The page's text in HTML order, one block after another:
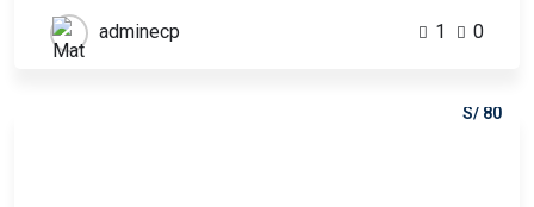
adminecp 1 0
S/ 80